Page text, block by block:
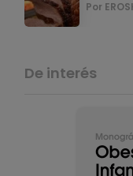
Por
De interés